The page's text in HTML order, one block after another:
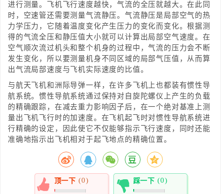
进行测量。飞机飞行速度越快，气流的全压就越大。在此同
时，空速管还需要测量气流静压。气流静压是局部空气的热
力学压力，它随着温度变化产生压力的变化而变化。根据测
得的气流全压和静压值大小就可以计算出局部空气速度。在
空气顺次流过机头和整个机身的过程中，气流的压力会不断
发生变化，所以要测量机身不同区域的局部气压值，从而算
出气流局部速度与飞机实际速度的比值。
与航天飞机和洲际导弹一样，在许多飞机上也都装有惯性导
航系统。惯性导航系统通过保持对自旋陀螺仪上产生的负载
的精确跟踪，在减去重力影响因子后，在一个绝对基准上测
量出飞机飞行时的加速度。在飞机起飞时对惯性导航系统进
行精确的设定，因此使它不仅能够指示飞行速度，同时还能
准确地指示出飞机相对于起飞地点的精确位置。
顶一下 (0) 踩一下 (0)